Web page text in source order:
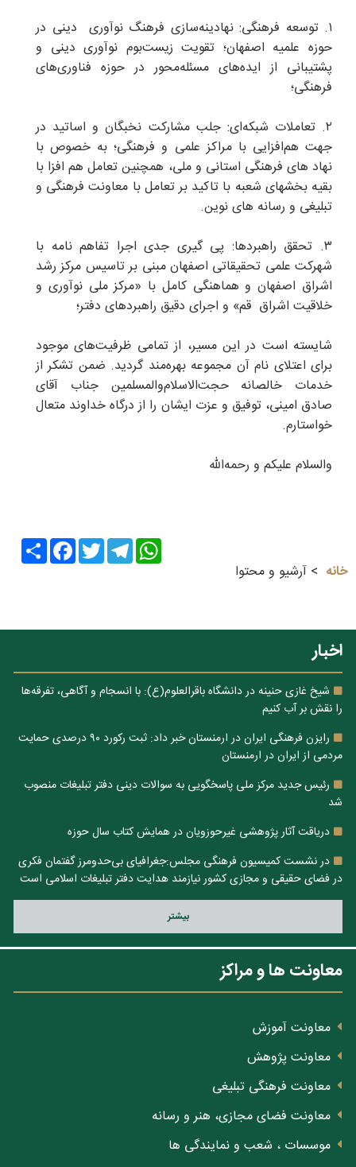
۱. توسعه فرهنگی: نهادینه‌سازی فرهنگ نوآوری دینی در
حوزه علمیه اصفهان؛ تقویت زیست‌بوم نوآوری دینی و
پشتیبانی از ایده‌های مسئله‌محور در حوزه فناوری‌های
فرهنگی؛
۲. تعاملات شبکه‌ای: جلب مشارکت نخبگان و اساتید در
جهت هم‌افزایی با مراکز علمی و فرهنگی؛ به خصوص با
نهاد های فرهنگی استانی و ملی، همچنین تعامل هم افزا با
بقیه بخشهای شعبه با تاکید بر تعامل با معاونت فرهنگی و
تبلیغی و رسانه های نوین.
۳. تحقق راهبردها: پی گیری جدی اجرا تفاهم نامه با
شهرکت علمی تحقیقاتی اصفهان مبنی بر تاسیس مرکز رشد
اشراق اصفهان و هماهنگی کامل با «مرکز ملی نوآوری و
خلاقیت اشراق قم» و اجرای دقیق راهبردهای دفتر؛
شایسته است در این مسیر، از تمامی ظرفیت‌های موجود
برای اعتلای نام آن مجموعه بهره‌مند گردید. ضمن تشکر از
خدمات خالصانه حجت‌الاسلام‌والمسلمین جناب آقای
صادق امینی، توفیق و عزت ایشان را از درگاه خداوند متعال
خواستارم.
والسلام علیکم و رحمه‌الله
Share
FacebookTwitter
Telegram
WhatsApp
خانه
آرشیو و محتوا
اخبار
شیخ غازی حنینه در دانشگاه باقرالعلوم(ع): با انسجام و آگاهی، تفرقه‌ها
را نقش بر آب کنیم
رایزن فرهنگی ایران در ارمنستان خبر داد: ثبت رکورد ۹۰ درصدی حمایت
مردمی از ایران در ارمنستان
رئیس جدید مرکز ملی پاسخگویی به سوالات دینی دفتر تبلیغات منصوب
شد
دریاقت آثار پژوهشی غیرحوزویان در همایش کتاب سال حوزه
در نشست کمیسیون فرهنگی مجلس:جغرافیای بی‌حدومرز گفتمان فکری
در فضای حقیقی و مجازی کشور نیازمند هدایت دفتر تبلیغات اسلامی است
بيشتر
معاونت ها و مراکز
معاونت آموزش
معاونت پژوهش
معاونت فرهنگی تبلیغی
معاونت فضای مجازی، هنر و رسانه
موسسات ، شعب و نمایندگی ها